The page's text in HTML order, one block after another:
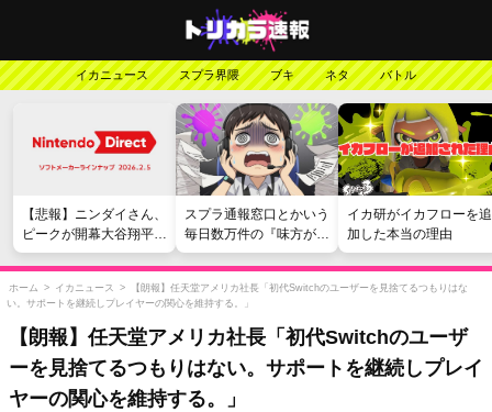
イカニュース スプラ界隈 ブキ ネタ バトル
【悲報】ニンダイさん、
ピークが開幕大谷翔平の
がっかりダイレクトだっ
たと言われてしまう
スプラ通報窓口とかいう
毎日数万件の『味方が弱
い』愚痴を読まされる苦
行
イカ研がイカフローを追
加した本当の理由
ホーム > イカニュース >
【朗報】任天堂アメリカ社長「初代Switchのユーザーを見捨てるつもりはな
い。サポートを継続しプレイヤーの関心を維持する。」
【朗報】任天堂アメリカ社長「初代Switchのユーザ
ーを見捨てるつもりはない。サポートを継続しプレイ
ヤーの関心を維持する。」